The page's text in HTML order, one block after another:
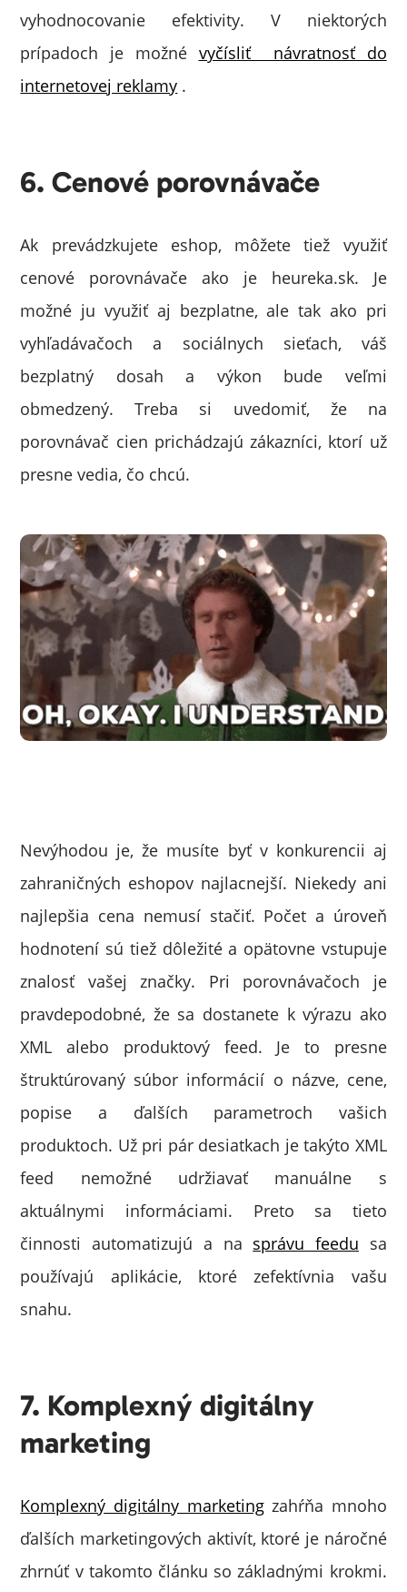
vyhodnocovanie efektivity. V niektorých
prípadoch je možné vyčísliť návratnosť do
internetovej reklamy .
6. Cenové porovnávače
Ak prevádzkujete eshop, môžete tiež využiť
cenové porovnávače ako je heureka.sk. Je
možné ju využiť aj bezplatne, ale tak ako pri
vyhľadávačoch a sociálnych sieťach, váš
bezplatný dosah a výkon bude veľmi
obmedzený. Treba si uvedomiť, že na
porovnávač cien prichádzajú zákazníci, ktorí už
presne vedia, čo chcú.
Nevýhodou je, že musíte byť v konkurencii aj
zahraničných eshopov najlacnejší. Niekedy ani
najlepšia cena nemusí stačiť. Počet a úroveň
hodnotení sú tiež dôležité a opätovne vstupuje
znalosť vašej značky. Pri porovnávačoch je
pravdepodobné, že sa dostanete k výrazu ako
XML alebo produktový feed. Je to presne
štruktúrovaný súbor informácií o názve, cene,
popise a ďalších parametroch vašich
produktoch. Už pri pár desiatkach je takýto XML
feed nemožné udržiavať manuálne s
aktuálnymi informáciami. Preto sa tieto
činnosti automatizujú a na správu feedu sa
používajú aplikácie, ktoré zefektívnia vašu
snahu.
7. Komplexný digitálny
marketing
Komplexný digitálny marketingzahŕňa mnoho
ďalších marketingových aktivít, ktoré je náročné
zhrnúť v takomto článku so základnými krokmi.